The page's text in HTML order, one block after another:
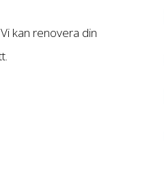
kan renovera din